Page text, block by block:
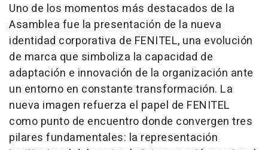
Uno de los momentos más destacados de la
Asamblea fue la presentación de la nueva
identidad corporativa de FENITEL, una evolución
de marca que simboliza la capacidad de
adaptación e innovación de la organización ante
un entorno en constante transformación. La
nueva imagen refuerza el papel de FENITEL
como punto de encuentro donde convergen tres
pilares fundamentales: la representación